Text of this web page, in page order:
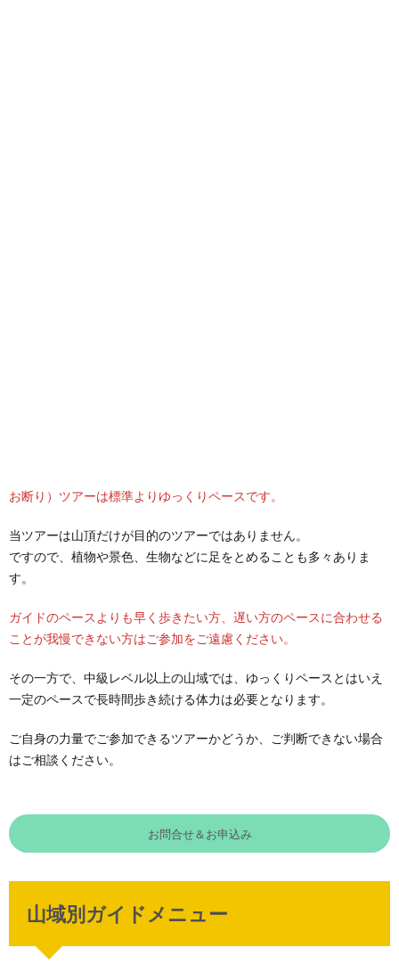
お断り）ツアーは標準よりゆっくりペースです。
当ツアーは山頂だけが目的のツアーではありません。
ですので、植物や景色、生物などに足をとめることも多々ありま
す。
ガイドのペースよりも早く歩きたい方、遅い方のペースに合わせる
ことが我慢できない方はご参加をご遠慮ください。
その一方で、中級レベル以上の山域では、ゆっくりペースとはいえ
一定のペースで長時間歩き続ける体力は必要となります。
ご自身の力量でご参加できるツアーかどうか、ご判断できない場合
はご相談ください。
お問合せ＆お申込み
山域別ガイドメニュー